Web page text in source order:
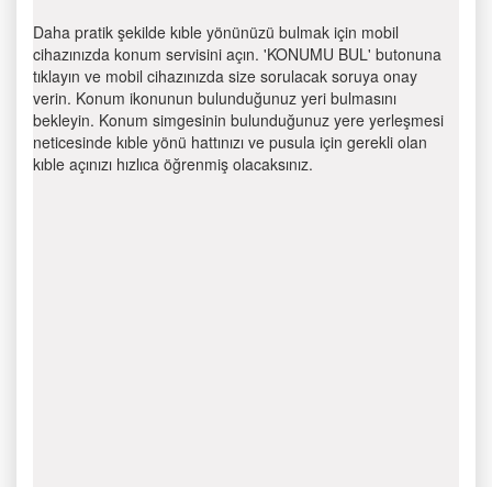
Daha pratik şekilde kıble yönünüzü bulmak için mobil
cihazınızda konum servisini açın. 'KONUMU BUL' butonuna
tıklayın ve mobil cihazınızda size sorulacak soruya onay
verin. Konum ikonunun bulunduğunuz yeri bulmasını
bekleyin. Konum simgesinin bulunduğunuz yere yerleşmesi
neticesinde kıble yönü hattınızı ve pusula için gerekli olan
kıble açınızı hızlıca öğrenmiş olacaksınız.